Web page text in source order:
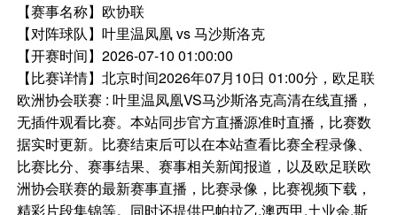
【赛事名称】 欧协联
【对阵球队】叶里温凤凰 vs 马沙斯洛克
【开赛时间】2026-07-10 01:00:00
【比赛详情】北京时间2026年07月10日 01:00分，欧足联
欧洲协会联赛 : 叶里温凤凰VS马沙斯洛克高清在线直播，
无插件观看比赛。本站同步官方直播源准时直播，比赛数
据实时更新。比赛结束后可以在本站查看比赛全程录像、
比赛比分、赛事结果、赛事相关新闻报道，以及欧足联欧
洲协会联赛的最新赛事直播，比赛录像，比赛视频下载，
精彩片段集锦等。同时还提供巴帕拉乙,澳西甲,土业余,斯